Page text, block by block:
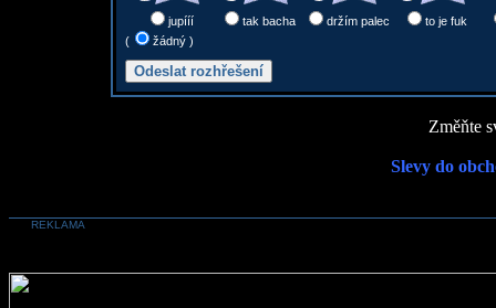
jupííí tak bacha držím palec
to je fuk
(
žádný )
Změňte
Slevy do
REKLAMA